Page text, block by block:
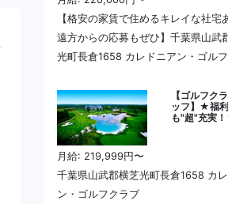
【格安の家賃で住めるキレイな社宅
遠方からの応募もぜひ】千葉県山武
光町長倉1658 カレドニアン・ゴル
【ゴルフク
ッフ】★福
も"超"充実
月給: 219,999円〜
千葉県山武郡横芝光町長倉1658 カ
ン・ゴルフクラブ